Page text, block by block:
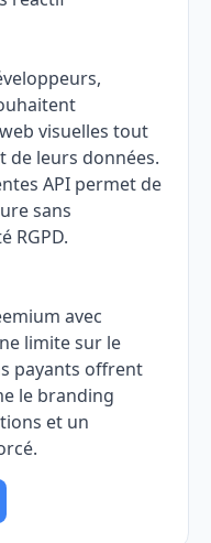
visuelles tout
de leurs données.
API permet de
sans
RGPD.
avec
limite sur le
payants offrent
le branding
et un